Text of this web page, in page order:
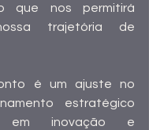
que nos permitirá
trajetória de
é um ajuste no
estratégico
em inovação e